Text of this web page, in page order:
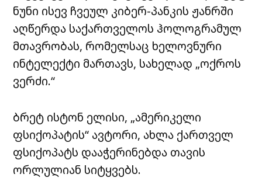
ნუნი ისევ ჩვეულ კიბერ-პანკის ჟანრში
აღწერდა საქართველოს ჰოლოგრამულ
მთავრობას, რომელსაც ხელოვნური
ინტელექტი მართავს, სახელად „ოქროს
ვერძი.“
ბრეტ ისტონ ელისი, „ამერიკელი
ფსიქოპატის“ ავტორი, ახლა ქართველ
ფსიქოპატს დააჭერინებდა თავის
ორლულიან სიტყვებს.